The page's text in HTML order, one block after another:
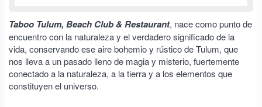
Taboo Tulum, Beach Club & Restaurant, nace como punto de
encuentro con la naturaleza y el verdadero significado de la
vida, conservando ese aire bohemio y rústico de Tulum, que
nos lleva a un pasado lleno de magia y misterio, fuertemente
conectado a la naturaleza, a la tierra y a los elementos que
constituyen el universo.